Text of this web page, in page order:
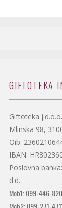
GIFTOTEKA
Giftoteka
Mlinska 98,
Oib:
IBAN:
Poslovna
d.d.
Mob1: 099-446-